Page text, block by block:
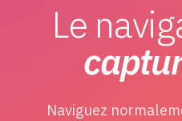
Le
Naviguez